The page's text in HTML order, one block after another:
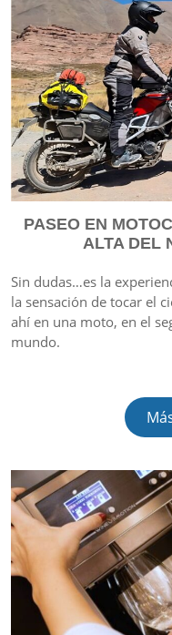
PASEO EN
ALTA DEL
Sin dudas…es la
la sensación de tocar el
ahí en una moto, en el
mundo.